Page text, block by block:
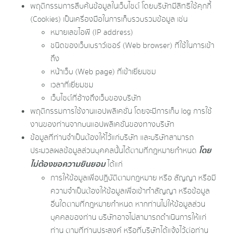
พฤติกรรมการสืบค้นข้อมูลในเว็บไซต์ โดยบริษัทมีสิทธิใช้คุกกี้
(Cookies) เป็นเครื่องมือในการเก็บรวบรวมข้อมูล เช่น
หมายเลขไอพี (IP address)
ชนิดของเว็บเบราว์เซอร์ (Web browser) ที่ใช้ในการเข้า
ถึง
หน้าเว็บ (Web page) ที่เข้าเยี่ยมชม
เวลาที่เยี่ยมชม
เว็บไซต์ที่อ้างถึงเว็บของบริษัท
พฤติกรรมการใช้งานแอปพลิเคชั่น โดยจะมีการเก็บ log การใช้
งานของท่านจากบนแอปพลิเคชั่นของทางบริษัท
ข้อมูลที่ท่านจำเป็นต้องให้ไว้แก่บริษัท และบริษัทสามารถ
ประมวลผลข้อมูลส่วนบุคคลนั้นได้ตามที่กฎหมายกำหนด โดย
ไม่ต้องขอความยินยอมได้แก่
การให้ข้อมูลเพื่อปฏิบัติตามกฎหมาย หรือ สัญญา หรือมี
ความจำเป็นต้องให้ข้อมูลเพื่อเข้าทำสัญญา หรือข้อมูล
อื่นใดตามที่กฎหมายกำหนด หากท่านไม่ให้ข้อมูลส่วน
บุคคลของท่าน บริษัทอาจไม่สามารถดำเนินการให้แก่
ท่าน ตามที่ท่านประสงค์ หรือที่บริษัทได้แจ้งไว้ต่อท่าน